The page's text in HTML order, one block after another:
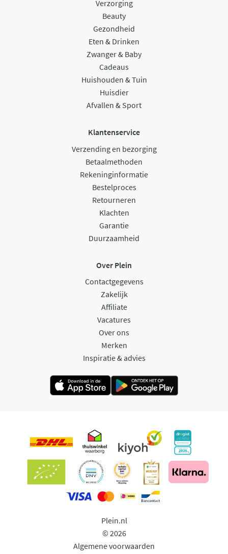
Verzorging
Beauty
Gezondheid
Eten & Drinken
Zwanger & Baby
Cadeaus
Huishouden & Tuin
Huisdier
Afvallen & Sport
Klantenservice
Verzending en bezorging
Betaalmethoden
Rekeninginformatie
Bestelproces
Retourneren
Klachten
Garantie
Duurzaamheid
Over Plein
Contactgegevens
Zakelijk
Affiliate
Vacatures
Over ons
Merken
Inspiratie & advies
Plein.nl
© 2026
Algemene voorwaarden